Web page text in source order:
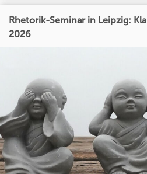
Rhetorik-Seminar in Leipzig:
2026